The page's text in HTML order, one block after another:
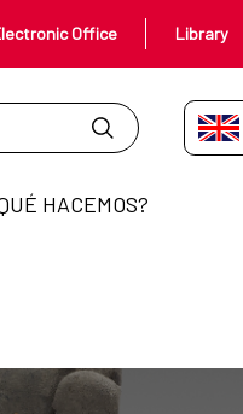
Office Library
HACEMOS?